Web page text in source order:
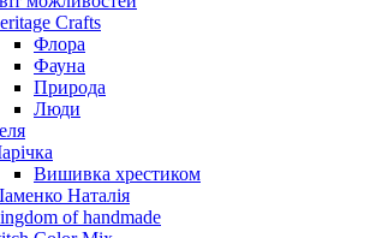
Crafts
Флора
Фауна
Природа
Люди
Вишивка хрестиком
Наталія
of handmade